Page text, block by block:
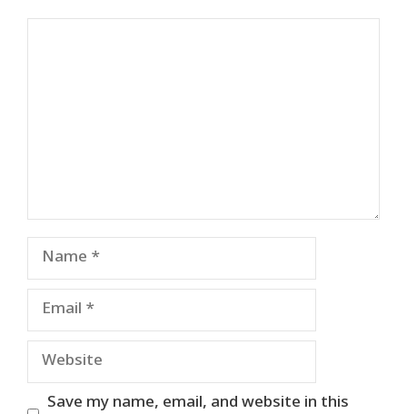
Name
Email
Website
Save my name, email, and website in this